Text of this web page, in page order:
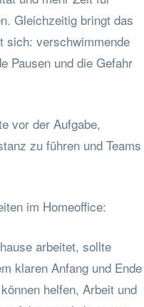
Gleichzeitig bringt das
sich: verschwimmende
Pausen und die Gefahr
vor der Aufgabe,
zu führen und Teams
im Homeoffice:
arbeitet, sollte
klaren Anfang und Ende
helfen, Arbeit und